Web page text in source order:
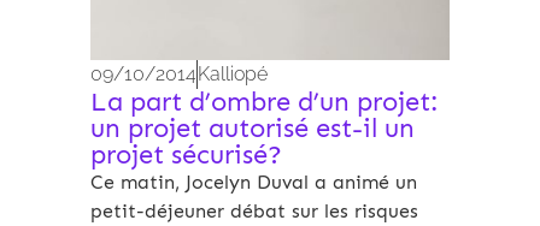
09/10/2014Kalliopé
La part d’ombre d’un projet:
un projet autorisé est-il un
projet sécurisé?
Ce matin, Jocelyn Duval a animé un
petit-déjeuner débat sur les risques